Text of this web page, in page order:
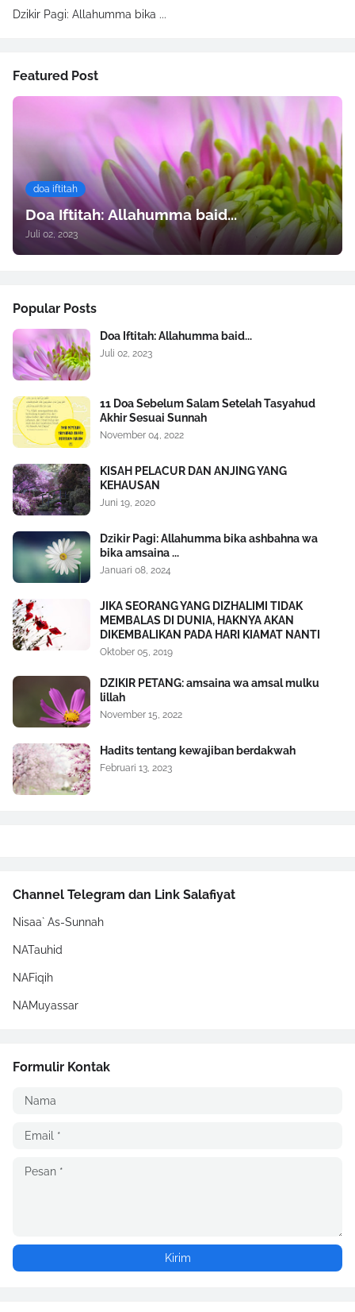
Dzikir Pagi: Allahumma bika ...
Featured Post
doa iftitah
Doa Iftitah: Allahumma baid...
Juli 02, 2023
Popular Posts
Doa Iftitah: Allahumma baid...
Juli 02, 2023
11 Doa Sebelum Salam Setelah Tasyahud
Akhir Sesuai Sunnah
November 04, 2022
KISAH PELACUR DAN ANJING YANG
KEHAUSAN
Juni 19, 2020
Dzikir Pagi: Allahumma bika ashbahna wa
bika amsaina ...
Januari 08, 2024
JIKA SEORANG YANG DIZHALIMI TIDAK
MEMBALAS DI DUNIA, HAKNYA AKAN
DIKEMBALIKAN PADA HARI KIAMAT NANTI
Oktober 05, 2019
DZIKIR PETANG: amsaina wa amsal mulku
lillah
November 15, 2022
Hadits tentang kewajiban berdakwah
Februari 13, 2023
Channel Telegram dan Link Salafiyat
Nisaa` As-Sunnah
NATauhid
NAFiqih
NAMuyassar
Formulir Kontak